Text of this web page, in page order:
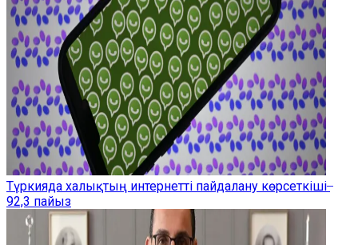
Түркияда халықтың интернетті пайдалану көрсеткіші ̶
92,3 пайыз